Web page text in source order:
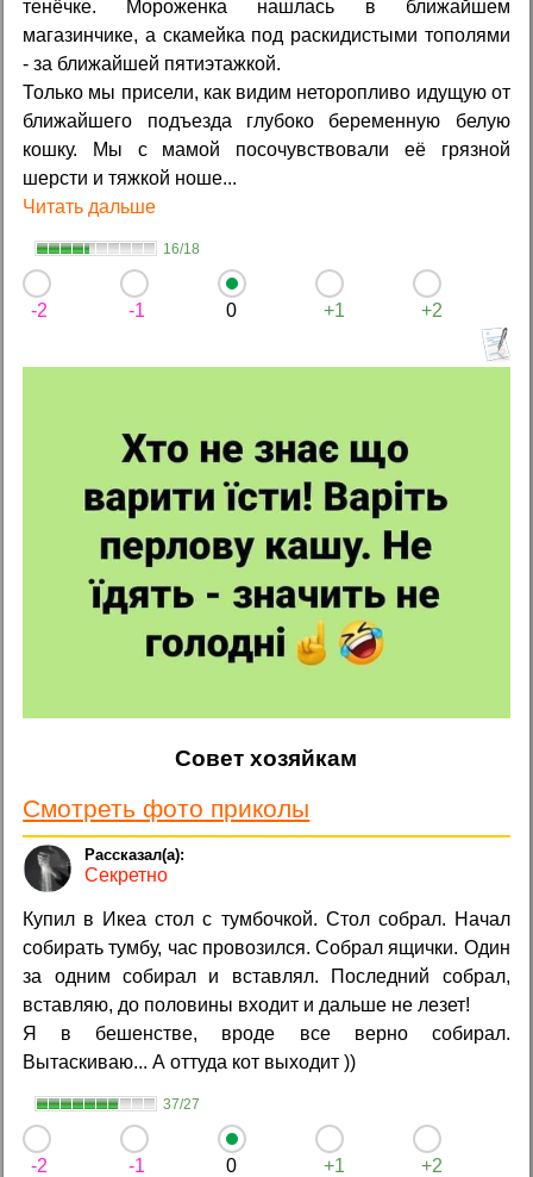
тенёчке. Мороженка нашлась в ближайшем
магазинчике, а скамейка под раскидистыми тополями
- за ближайшей пятиэтажкой.
Только мы присели, как видим неторопливо идущую от
ближайшего подъезда глубоко беременную белую
кошку. Мы с мамой посочувствовали её грязной
шерсти и тяжкой ноше...
Читать дальше
16/18
-2 -1 0 +1 +2
Совет хозяйкам
Смотреть фото приколы
Секретно
Купил в Икеа стол с тумбочкой. Стол собрал. Начал
собирать тумбу, час провозился. Собрал ящички. Один
за одним собирал и вставлял. Последний собрал,
вставляю, до половины входит и дальше не лезет!
Я в бешенстве, вроде все верно собирал.
Вытаскиваю... А оттуда кот выходит ))
37/27
-2 -1 0 +1 +2